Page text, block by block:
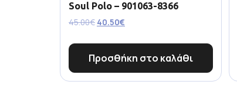
Soul Polo – 901063-8366
45.00€ 40.50€
Προσθήκη στο καλάθι